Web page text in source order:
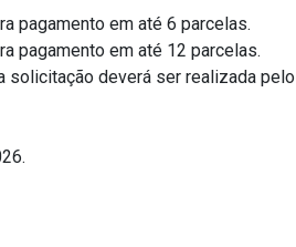
pagamento em até 6 parcelas.
pagamento em até 12 parcelas.
solicitação deverá ser realizada pelo